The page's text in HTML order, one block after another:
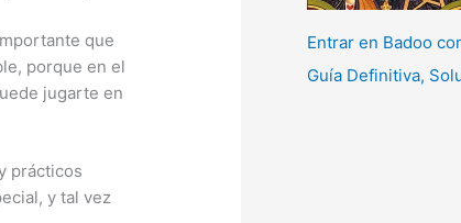
que
porque en el
jugarte en
prácticos
y tal vez
Entrar en Badoo
Guía Definitiva,